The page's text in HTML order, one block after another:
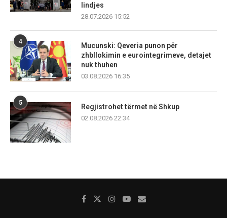
lindjes
28.07.2026 15:52
4
Mucunski: Qeveria punon për
zhbllokimin e eurointegrimeve, detajet
nuk thuhen
03.08.2026 16:35
5
Regjistrohet tërmet në Shkup
02.08.2026 22:34